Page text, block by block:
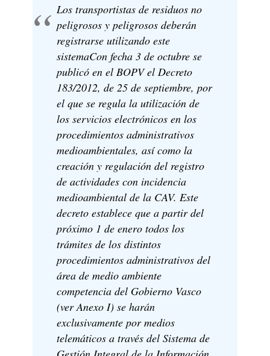
Los transportistas de residuos no
peligrosos y peligrosos deberán
registrarse utilizando este
sistemaCon fecha 3 de octubre se
publicó en el BOPV el Decreto
183/2012, de 25 de septiembre, por
el que se regula la utilización de
los servicios electrónicos en los
procedimientos administrativos
medioambientales, así como la
creación y regulación del registro
de actividades con incidencia
medioambiental de la CAV. Este
decreto establece que a partir del
próximo 1 de enero todos los
trámites de los distintos
procedimientos administrativos del
área de medio ambiente
competencia del Gobierno Vasco
(ver Anexo I) se harán
exclusivamente por medios
telemáticos a través del Sistema de